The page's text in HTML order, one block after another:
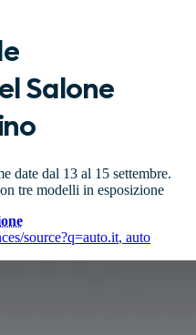
Salone
date dal 13 al 15 settembre.
tre modelli in esposizione
source?q=auto.it, auto